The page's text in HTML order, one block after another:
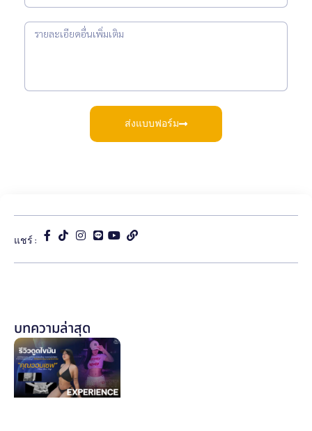
ส่งแบบฟอร์ม
แชร์ :
บทความล่าสุด